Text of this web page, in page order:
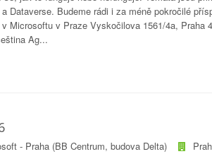
Dataverse. Budeme rádi i za méně pokročilé
Microsoftu v Praze Vyskočilova 1561/4a, Praha
Ag...
- Praha (BB Centrum, budova Delta)